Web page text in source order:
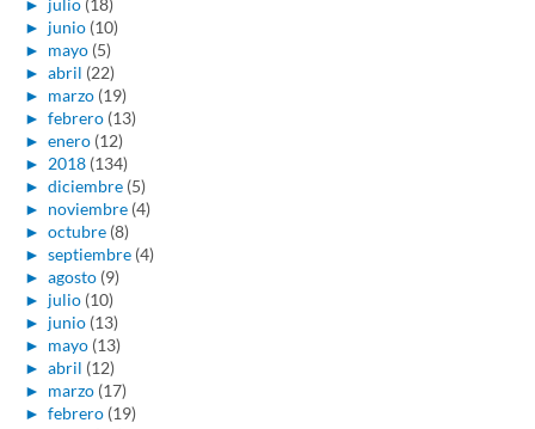
► junio (10)
► mayo (5)
► abril (22)
► marzo (19)
► febrero (13)
► enero (12)
► 2018 (134)
► diciembre (5)
► noviembre (4)
► octubre (8)
► septiembre (4)
► agosto (9)
► julio (10)
► junio (13)
► mayo (13)
► abril (12)
► marzo (17)
► febrero (19)